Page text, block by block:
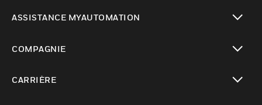
ASSISTANCE MYAUTOMATION
COMPAGNIE
CARRIÈRE